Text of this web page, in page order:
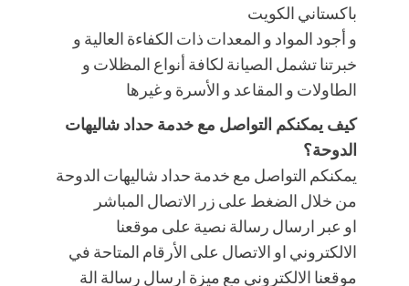
باكستاني الكويت
و أجود المواد و المعدات ذات الكفاءة العالية و
خبرتنا تشمل الصيانة لكافة أنواع المظلات و
الطاولات و المقاعد و الأسرة و غيرها
كيف يمكنكم التواصل مع خدمة حداد شاليهات
الدوحة؟
يمكنكم التواصل مع خدمة حداد شاليهات الدوحة
من خلال الضغط على زر الاتصال المباشر
او عبر ارسال رسالة نصية على موقعنا
الالكتروني او الاتصال على الأرقام المتاحة في
موقعنا الالكتروني مع ميزة ارسال رسالة الة